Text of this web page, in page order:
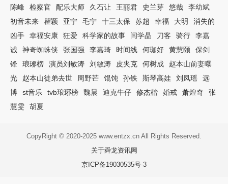
陈峰
检察官 配乐大师 久石让 王丽君 史兰芽 悠哉
李幼斌
初音未来
瞿颖 亚宁 毛宁 十三太保 苏超 幸福 大明
消失的
凶手
幸福安康 狂爱 科学家的故事 闫学晶 刀客 骑行
李嘉
诚
神奇蜘蛛侠 张国强 李嘉琦 时间线 何珈好 黄慧颐
保剑
锋
琅琊榜 演员刘敏涛 刘敏涛 皮夹克 何树成
赵本山前妻曝
光
赵本山徒弟去世 周野芒 馄饨 孙铁 斯琴高娃 刘凤瑶
远
博
st音乐 tvb琅琊榜 魏晨 迪克牛仔 修杰楷 婚戒 萧煌奇
张
慧雯
胡夏
CopyRight © 2020-2025 www.entzx.cn All Rights Reserved.
关于舜龙资讯网
京ICP备19030535号-3